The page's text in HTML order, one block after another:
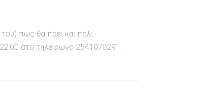
πως θα πάει και πάλι
22:00 στο τηλέφωνο 2541070291.